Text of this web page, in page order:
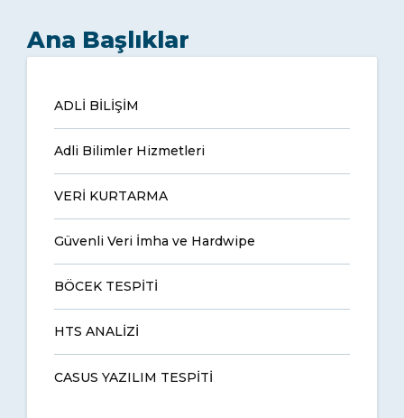
Ana Başlıklar
ADLİ BİLİŞİM
Adli Bilimler Hizmetleri
VERİ KURTARMA
Güvenli Veri İmha ve Hardwipe
BÖCEK TESPİTİ
HTS ANALİZİ
CASUS YAZILIM TESPİTİ